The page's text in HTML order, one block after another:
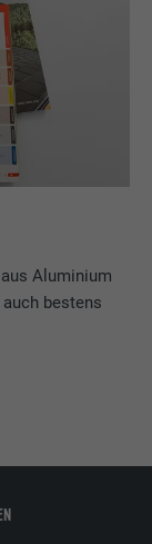
Aluminium
bestens